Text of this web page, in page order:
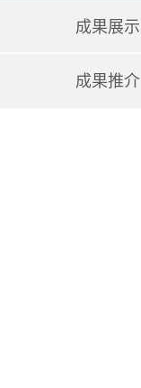
成果展示
成果推介